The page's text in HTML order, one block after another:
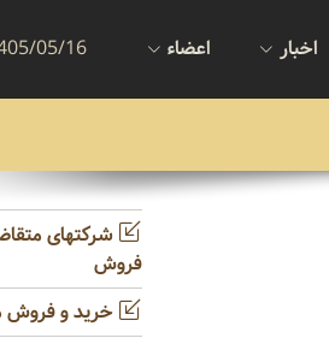
اخبار اعضاء 05/16
شرکتهای
فروش
خرید و فروش